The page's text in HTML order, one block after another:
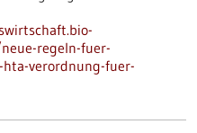
regeln-fuer-
verordnung-fuer-